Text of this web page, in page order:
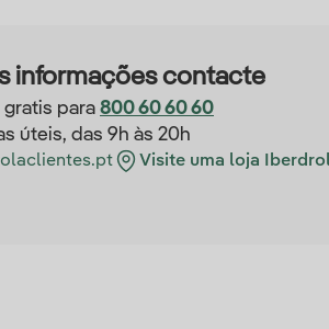
informações contacte
gratis para 800 60 60 60
úteis, das 9h às 20h
Visite uma loja